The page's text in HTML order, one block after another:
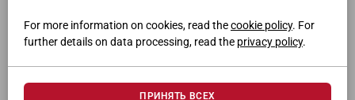
For more information on cookies, read thecookie policy. For
further details on data processing, read the privacy policy.
ПРИНЯТЬ ВСЕХ